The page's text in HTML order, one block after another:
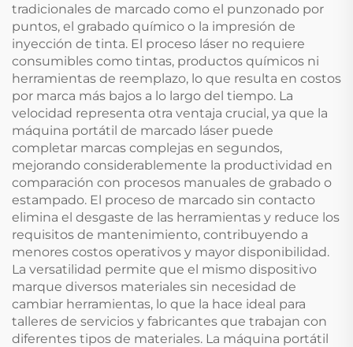
tradicionales de marcado como el punzonado por
puntos, el grabado químico o la impresión de
inyección de tinta. El proceso láser no requiere
consumibles como tintas, productos químicos ni
herramientas de reemplazo, lo que resulta en costos
por marca más bajos a lo largo del tiempo. La
velocidad representa otra ventaja crucial, ya que la
máquina portátil de marcado láser puede
completar marcas complejas en segundos,
mejorando considerablemente la productividad en
comparación con procesos manuales de grabado o
estampado. El proceso de marcado sin contacto
elimina el desgaste de las herramientas y reduce los
requisitos de mantenimiento, contribuyendo a
menores costos operativos y mayor disponibilidad.
La versatilidad permite que el mismo dispositivo
marque diversos materiales sin necesidad de
cambiar herramientas, lo que la hace ideal para
talleres de servicios y fabricantes que trabajan con
diferentes tipos de materiales. La máquina portátil